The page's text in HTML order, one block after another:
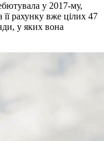
у 2017-му,
рахунку вже цілих 47
у яких вона